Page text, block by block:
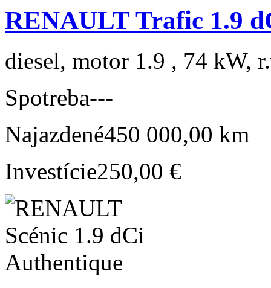
RENAULT Trafic 1.9
diesel, motor 1.9 , 74 kW,
Spotreba---
Najazdené450 000,00 km
Investície250,00 €